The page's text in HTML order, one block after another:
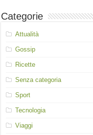
Categorie
Attualità
Gossip
Ricette
Senza categoria
Sport
Tecnologia
Viaggi